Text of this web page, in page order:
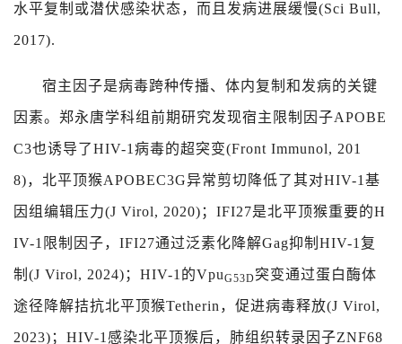
水平复制或潜伏感染状态，而且发病进展缓慢(Sci Bull,
2017).
宿主因子是病毒跨种传播、体内复制和发病的关键
因素。郑永唐学科组前期研究发现宿主限制因子APOBE
C3也诱导了HIV-1 病毒的超突变(Front Immunol, 201
8)，北平顶猴APOBEC3G异常剪切降低了其对HIV-1 基
因组编辑压力(J Virol, 2020) ； IFI27是北平顶猴重要的H
IV-1 限制因子， IFI27通过泛素化降解Gag抑制 HIV-1 复
制 (J Virol, 2024) ； HIV-1 的VpuG53D突变通过蛋白酶体
途径降解拮抗北平顶猴Tetherin ，促进病毒释放(J Virol,
2023) ； HIV-1 感染北平顶猴后，肺组织转录因子ZNF68